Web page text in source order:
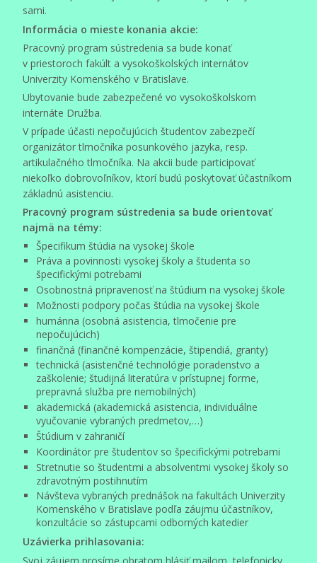
sami.
Informácia o mieste konania akcie:
Pracovný program sústredenia sa bude konať
v priestoroch fakúlt a vysokoškolských internátov
Univerzity Komenského v Bratislave.
Ubytovanie bude zabezpečené vo vysokoškolskom
internáte Družba.
V prípade účasti nepočujúcich študentov zabezpečí
organizátor tlmočníka posunkového jazyka, resp.
artikulačného tlmočníka. Na akcii bude participovať
niekoľko dobrovoľníkov, ktorí budú poskytovať účastníkom
základnú asistenciu.
Pracovný program sústredenia sa bude orientovať
najmä na témy:
Špecifikum štúdia na vysokej škole
Práva a povinnosti vysokej školy a študenta so
špecifickými potrebami
Osobnostná pripravenosť na štúdium na vysokej škole
Možnosti podpory počas štúdia na vysokej škole
humánna (osobná asistencia, tlmočenie pre
nepočujúcich)
finančná (finančné kompenzácie, štipendiá, granty)
technická (asistenčné technológie poradenstvo a
zaškolenie; študijná literatúra v prístupnej forme,
prepravná služba pre nemobilných)
akademická (akademická asistencia, individuálne
vyučovanie vybraných predmetov,…)
Štúdium v zahraničí
Koordinátor pre študentov so špecifickými potrebami
Stretnutie so študentmi a absolventmi vysokej školy so
zdravotným postihnutím
Návšteva vybraných prednášok na fakultách Univerzity
Komenského v Bratislave podľa záujmu účastníkov,
konzultácie so zástupcami odborných katedier
Uzávierka prihlasovania:
Svoj záujem prosíme obratom hlásiť mailom, telefonicky